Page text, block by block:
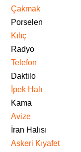
Çakmak
Porselen
Kılıç
Radyo
Telefon
Daktilo
İpek Halı
Kama
Avize
İran Halısı
Askeri Kıyafet